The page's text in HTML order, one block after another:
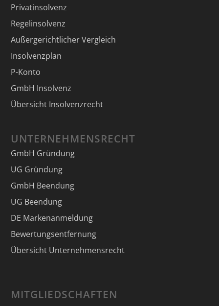
Privatinsolvenz
Regelinsolvenz
Außergerichtlicher Vergleich
Insolvenzplan
P-Konto
GmbH Insolvenz
Übersicht Insolvenzrecht
UNTERNEHMENSRECHT
GmbH Gründung
UG Gründung
GmbH Beendung
UG Beendung
DE Markenanmeldung
Bewertungsentfernung
Übersicht Unternehmensrecht
MITGLIEDSCHAFTEN